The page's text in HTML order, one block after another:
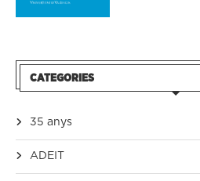
CATEGORIES
35 anys
ADEIT